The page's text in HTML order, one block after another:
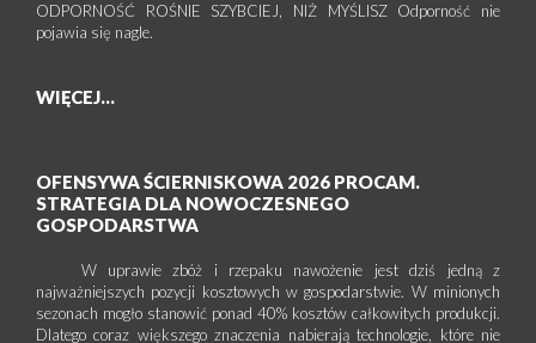
ODPORNOŚĆ ROŚNIE SZYBCIEJ, NIŻ MYŚLISZ Odporność nie
pojawia się nagle.
WIĘCEJ...
OFENSYWA ŚCIERNISKOWA 2026 PROCAM.
STRATEGIA DLA NOWOCZESNEGO
GOSPODARSTWA
W uprawie zbóż i rzepaku nawożenie jest dziś jedną z
najważniejszych pozycji kosztowych w gospodarstwie. W minionych
sezonach mogło stanowić ponad 40% kosztów całkowitych produkcji.
Dlatego coraz większego znaczenia nabierają technologie, które nie